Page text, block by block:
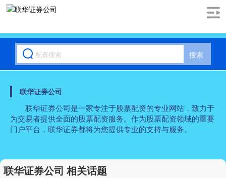
搜索
联华证券公司
联华证券公司是一家专注于股票配资的专业网站，致力于
为交易者提供全面的股票配资服务。作为股票配资领域的重要
门户平台，联华证券都将为您提供专业的支持与服务。
联华证券公司 相关话题